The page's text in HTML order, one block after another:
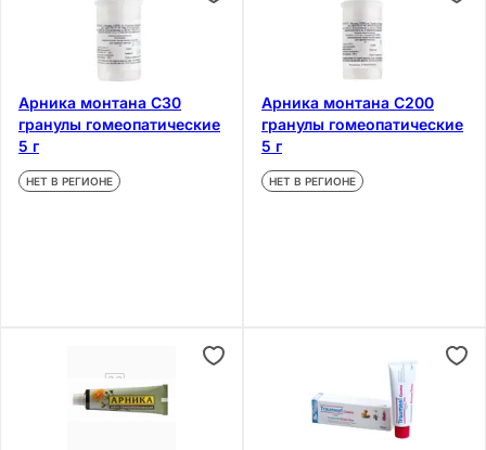
Арника монтана С30
гранулы гомеопатические
5 г
НЕТ В РЕГИОНЕ
Арника монтана С200
гранулы гомеопатические
5 г
НЕТ В РЕГИОНЕ